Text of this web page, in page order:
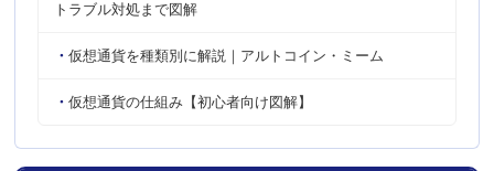
トラブル対処まで図解
仮想通貨を種類別に解説｜アルトコイン・ミーム
仮想通貨の仕組み【初心者向け図解】